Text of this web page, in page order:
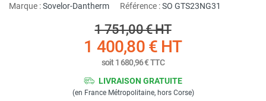
Marque :Sovelor-Dantherm Référence :SO GTS23NG31
1 751,00 €HT
1 400,80 € HT
soit1 680,96 €TTC
LIVRAISON GRATUITE
(en France Métropolitaine, hors Corse)